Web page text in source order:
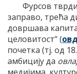
Фурсов
заправо, трећа
довршава
целовитост“ (
почетка (тј. од
амбицију да